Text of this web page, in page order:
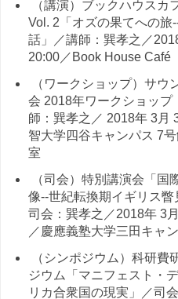
（講演）ブックハウスカ
Vol. 2「オズの果てへの旅
話」／講師：巽孝之／
20:00／Book House Café
（ワークショップ）サウ
会 2018年ワークショップ
師：巽孝之／ 2018年 3月
智大学四谷キャンパス 7
室
（司会）特別講演会「国
像--世紀転換期イギリス瞥
司会：巽孝之／2018年 3
／慶應義塾大学三田キャ
（シンポジウム）科研費
ジウム「マニフェスト・
リカ合衆国の現実」／司